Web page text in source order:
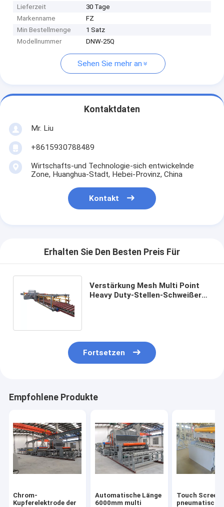
Lieferzeit
30 Tage
Markenname
FZ
Min Bestellmenge
1 Satz
Modellnummer
DNW-25Q
Sehen Sie mehr an
Kontaktdaten
Mr. Liu
+8615930788489
Wirtschafts-und Technologie-sich entwickelnde
Zone, Huanghua-Stadt, Hebei-Provinz, China
Kontakt
Erhalten Sie Den Besten Preis Für
Verstärkung Mesh Multi Point
Heavy Duty-Stellen-Schweißer
Fortsetzen
Empfohlene Produkte
Chrom-
Kupferelektrode der
Automatische Länge
6000mm multi
Touch Screen